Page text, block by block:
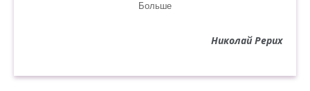
Остаться свободным и сильным.
Тёмные твари всё это очень
тогда.
Больше
Николай Рерих